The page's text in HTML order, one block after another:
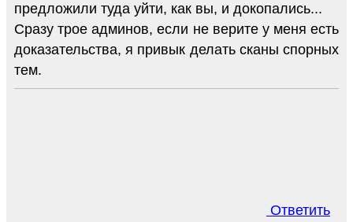
предложили туда уйти, как вы, и докопались...
Сразу трое админов, если не верите у меня есть
доказательства, я привык делать сканы спорных
тем.
Ответить